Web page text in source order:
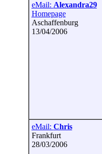
eMail: Alexandra29
Homepage
Aschaffenburg
13/04/2006
eMail: Chris
Frankfurt
28/03/2006